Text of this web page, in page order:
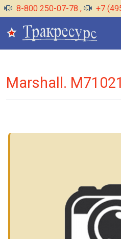
8-800 250-07-78 ,
+7
Marshall.